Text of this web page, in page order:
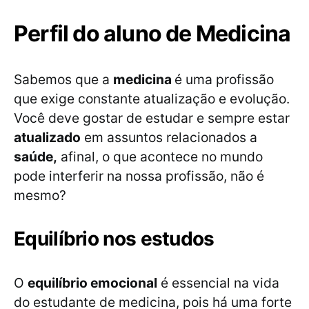
Perfil do aluno de Medicina
Sabemos que a medicina é uma profissão
que exige constante atualização e evolução.
Você deve gostar de estudar e sempre estar
atualizado em assuntos relacionados a
saúde, afinal, o que acontece no mundo
pode interferir na nossa profissão, não é
mesmo?
Equilíbrio nos estudos
O equilíbrio emocional é essencial na vida
do estudante de medicina, pois há uma forte